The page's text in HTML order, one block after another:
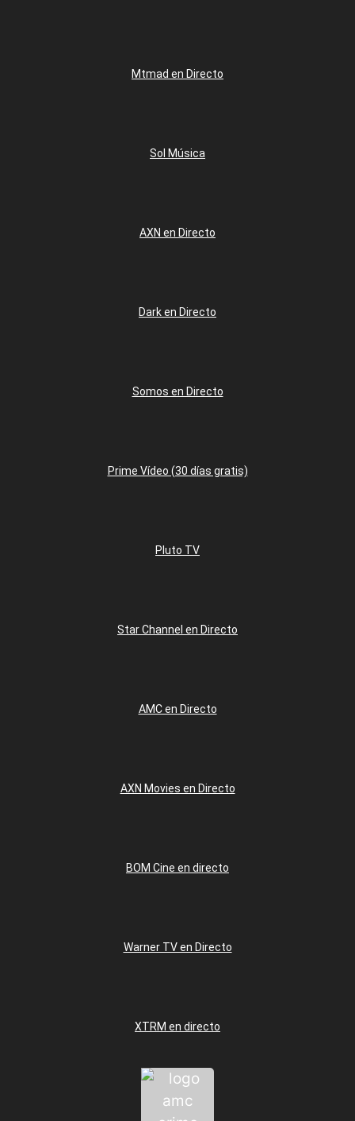
Mtmad en Directo
Sol Música
AXN en Directo
Dark en Directo
Somos en Directo
Prime Vídeo (30 días gratis)
Pluto TV
Star Channel en Directo
AMC en Directo
AXN Movies en Directo
BOM Cine en directo
Warner TV en Directo
XTRM en directo